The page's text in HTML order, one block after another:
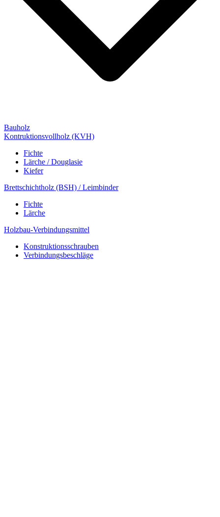
Bauholz
Kontruktionsvollholz (KVH)
Fichte
Lärche / Douglasie
Kiefer
Brettschichtholz (BSH) / Leimbinder
Fichte
Lärche
Holzbau-Verbindungsmittel
Konstruktionsschrauben
Verbindungsbeschläge